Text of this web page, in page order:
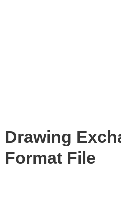
Drawing
Format File